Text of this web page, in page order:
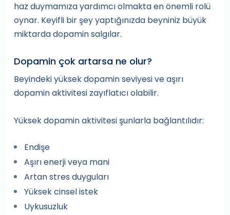
haz duymamıza yardımcı olmakta en önemli rolü
oynar. Keyifli bir şey yaptığınızda beyniniz büyük
miktarda dopamin salgılar.
Dopamin çok artarsa ne olur?
Beyindeki yüksek dopamin seviyesi ve aşırı
dopamin aktivitesi zayıflatıcı olabilir.
Yüksek dopamin aktivitesi şunlarla bağlantılıdır:
Endişe
Aşırı enerji veya mani
Artan stres duyguları
Yüksek cinsel istek
Uykusuzluk